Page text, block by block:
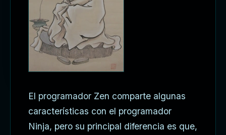
El programador Zen comparte algunas
características con el programador
Ninja, pero su principal diferencia es que,